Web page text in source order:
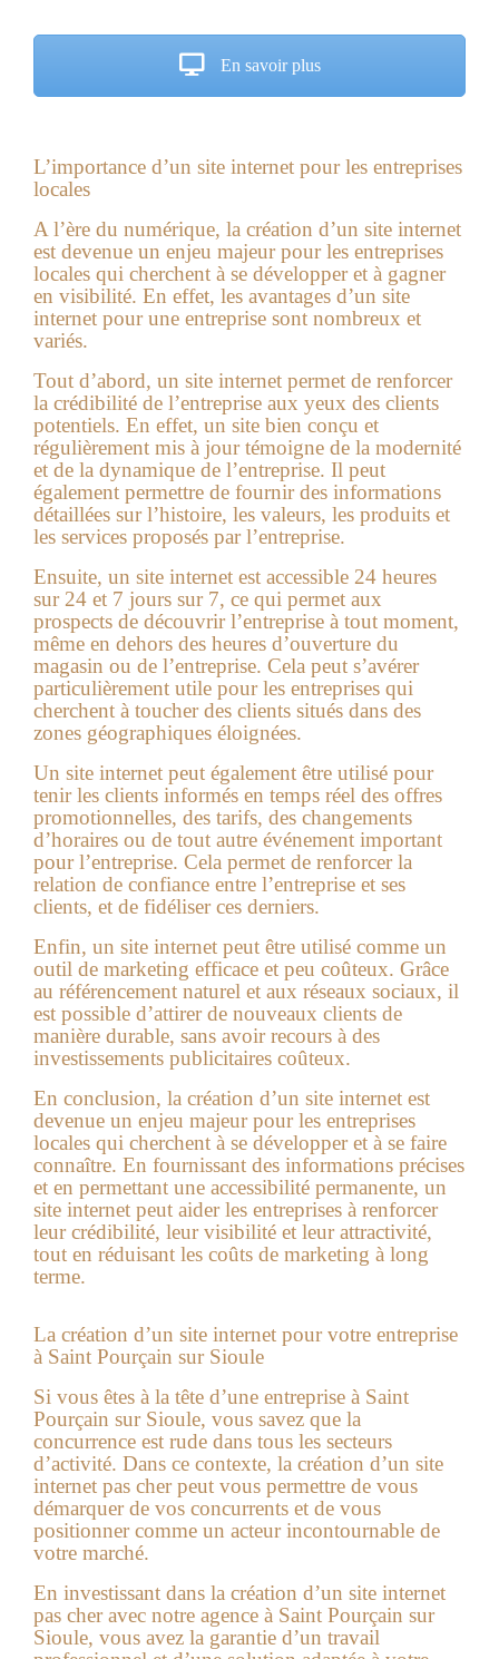
En savoir plus
L’importance d’un site internet pour les entreprises
locales
A l’ère du numérique, la création d’un site internet
est devenue un enjeu majeur pour les entreprises
locales qui cherchent à se développer et à gagner
en visibilité. En effet, les avantages d’un site
internet pour une entreprise sont nombreux et
variés.
Tout d’abord, un site internet permet de renforcer
la crédibilité de l’entreprise aux yeux des clients
potentiels. En effet, un site bien conçu et
régulièrement mis à jour témoigne de la modernité
et de la dynamique de l’entreprise. Il peut
également permettre de fournir des informations
détaillées sur l’histoire, les valeurs, les produits et
les services proposés par l’entreprise.
Ensuite, un site internet est accessible 24 heures
sur 24 et 7 jours sur 7, ce qui permet aux
prospects de découvrir l’entreprise à tout moment,
même en dehors des heures d’ouverture du
magasin ou de l’entreprise. Cela peut s’avérer
particulièrement utile pour les entreprises qui
cherchent à toucher des clients situés dans des
zones géographiques éloignées.
Un site internet peut également être utilisé pour
tenir les clients informés en temps réel des offres
promotionnelles, des tarifs, des changements
d’horaires ou de tout autre événement important
pour l’entreprise. Cela permet de renforcer la
relation de confiance entre l’entreprise et ses
clients, et de fidéliser ces derniers.
Enfin, un site internet peut être utilisé comme un
outil de marketing efficace et peu coûteux. Grâce
au référencement naturel et aux réseaux sociaux, il
est possible d’attirer de nouveaux clients de
manière durable, sans avoir recours à des
investissements publicitaires coûteux.
En conclusion, la création d’un site internet est
devenue un enjeu majeur pour les entreprises
locales qui cherchent à se développer et à se faire
connaître. En fournissant des informations précises
et en permettant une accessibilité permanente, un
site internet peut aider les entreprises à renforcer
leur crédibilité, leur visibilité et leur attractivité,
tout en réduisant les coûts de marketing à long
terme.
La création d’un site internet pour votre entreprise
à Saint Pourçain sur Sioule
Si vous êtes à la tête d’une entreprise à Saint
Pourçain sur Sioule, vous savez que la
concurrence est rude dans tous les secteurs
d’activité. Dans ce contexte, la création d’un site
internet pas cherpeut vous permettre de vous
démarquer de vos concurrents et de vous
positionner comme un acteur incontournable de
votre marché.
En investissant dans la création d’un site internet
pas cher avec notre agence à Saint Pourçain sur
Sioule, vous avez la garantie d’un travail